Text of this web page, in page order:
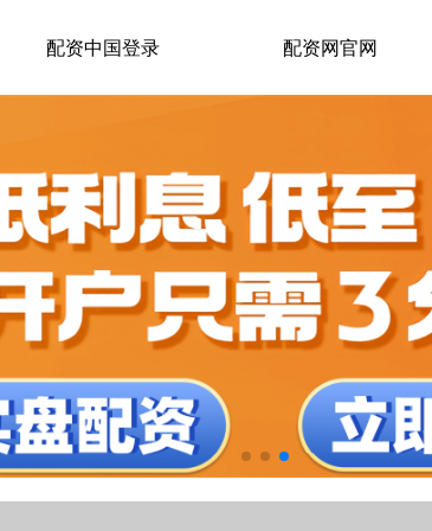
配资中国登录 配资网官网